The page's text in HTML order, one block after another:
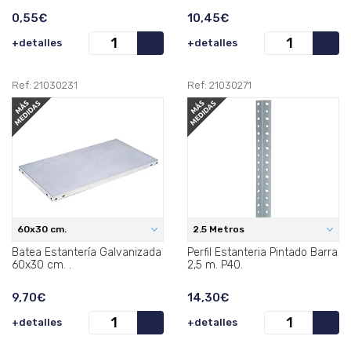
0,55€
+detalles
10,45€
+detalles
Ref: 21030231
60x30 cm.
Batea Estantería Galvanizada
60x30 cm. .
9,70€
+detalles
Ref: 21030271
2.5 Metros
Perfil Estanteria Pintado Barra
2,5 m. P40.
14,30€
+detalles